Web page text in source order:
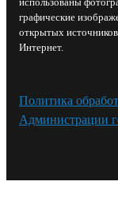
использованы
графические
открытых
Интернет.
Политика
Администрации